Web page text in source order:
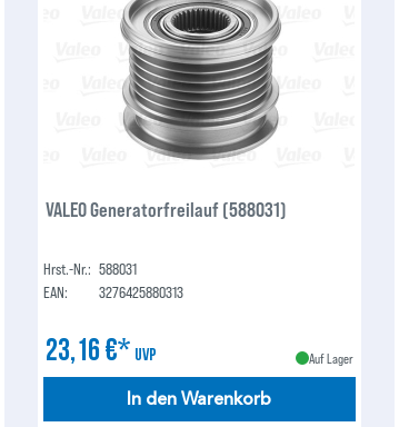
VALEO Generatorfreilauf (588031)
Hrst.-Nr.: 588031
EAN:
3276425880313
23,16 €* UVP Auf Lager
In den Warenkorb